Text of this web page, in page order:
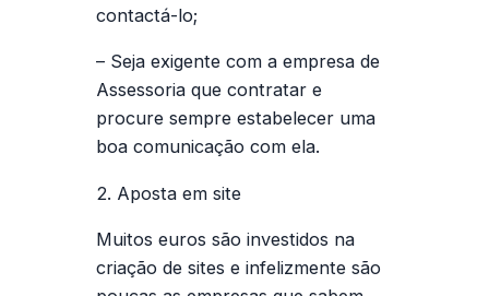
contactá-lo;
– Seja exigente com a empresa de
Assessoria que contratar e
procure sempre estabelecer uma
boa comunicação com ela.
2. Aposta em site
Muitos euros são investidos na
criação de sites e infelizmente são